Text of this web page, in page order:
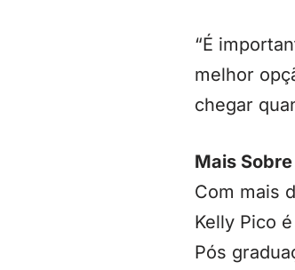
“É
melhor
chegar
Mais
Com mais
Kelly Pico
Pós